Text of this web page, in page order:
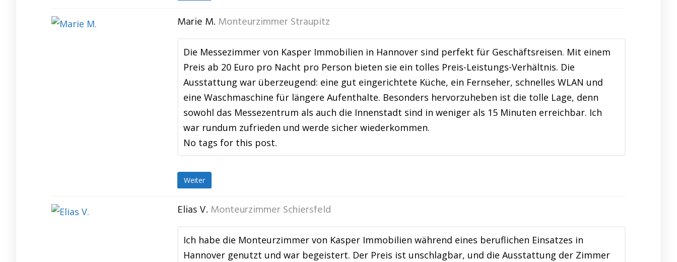
Marie M. Monteurzimmer Straupitz
Die Messezimmer von Kasper Immobilien in Hannover sind perfekt für Geschäftsreisen. Mit einem
Preis ab 20 Euro pro Nacht pro Person bieten sie ein tolles Preis-Leistungs-Verhältnis. Die
Ausstattung war überzeugend: eine gut eingerichtete Küche, ein Fernseher, schnelles WLAN und
eine Waschmaschine für längere Aufenthalte. Besonders hervorzuheben ist die tolle Lage, denn
sowohl das Messezentrum als auch die Innenstadt sind in weniger als 15 Minuten erreichbar. Ich
war rundum zufrieden und werde sicher wiederkommen.
No tags for this post.
Weiter
Elias V. Monteurzimmer Schiersfeld
Ich habe die Monteurzimmer von Kasper Immobilien während eines beruflichen Einsatzes in
Hannover genutzt und war begeistert. Der Preis ist unschlagbar, und die Ausstattung der Zimmer